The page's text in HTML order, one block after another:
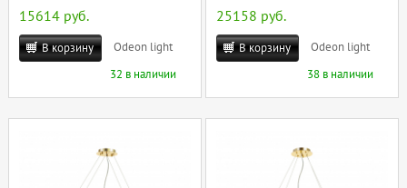
15614 руб.
В корзину
Odeon light
32 в наличии
25158 руб.
В корзину
Odeon light
38 в наличии